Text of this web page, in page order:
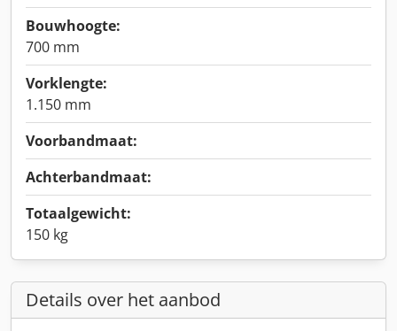
Bouwhoogte:
700 mm
Vorklengte:
1.150 mm
Voorbandmaat:
Achterbandmaat:
Totaalgewicht:
150 kg
Details over het aanbod